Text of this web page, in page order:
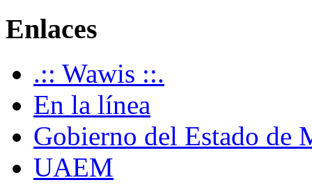
Enlaces
.:: Wawis ::.
En la línea
Gobierno del Estado de
UAEM